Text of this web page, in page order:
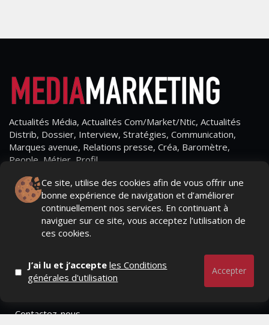
Ce site, utilise des cookies afin de vous offrir une
bonne expérience de navigation et d’améliorer
continuellement nos services. En continuant à
naviguer sur ce site, vous acceptez l’utilisation de
ces cookies.
J’ai lu et j’accepteles Conditions
générales d'utilisation
Accepter
Actualités Média, Actualités Com/Market/Ntic, Actualités
Distrib, Dossier, Interview, Stratégies, Communication,
Marques avenue, Relations presse, Créa, Baromètre,
People, Métier, Profil...
RESTER CONNECTÉ
- Page d'accueil
- Contactez-nous